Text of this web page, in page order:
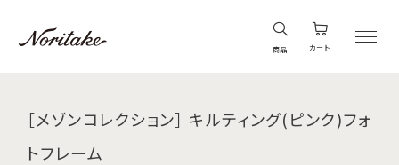
商品 カート
［メゾンコレクション］ キルティング(ピンク)フォ
トフレーム